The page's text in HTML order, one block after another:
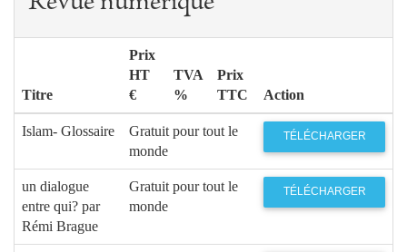
Titre
Prix
HT
€
TVA
%
Prix
TTC
Action
Islam- Glossaire
Gratuit pour tout le
monde
TÉLÉCHARGER
un dialogue
entre qui? par
Rémi Brague
Gratuit pour tout le
monde
TÉLÉCHARGER